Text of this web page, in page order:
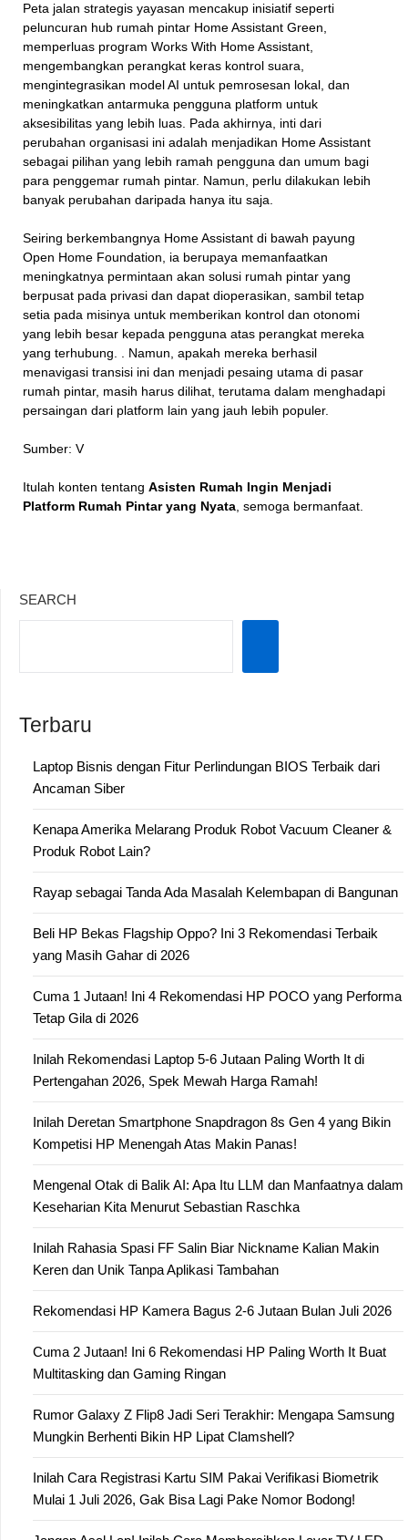
Peta jalan strategis yayasan mencakup inisiatif seperti
peluncuran hub rumah pintar Home Assistant Green,
memperluas program Works With Home Assistant,
mengembangkan perangkat keras kontrol suara,
mengintegrasikan model AI untuk pemrosesan lokal, dan
meningkatkan antarmuka pengguna platform untuk
aksesibilitas yang lebih luas. Pada akhirnya, inti dari
perubahan organisasi ini adalah menjadikan Home Assistant
sebagai pilihan yang lebih ramah pengguna dan umum bagi
para penggemar rumah pintar. Namun, perlu dilakukan lebih
banyak perubahan daripada hanya itu saja.
Seiring berkembangnya Home Assistant di bawah payung
Open Home Foundation, ia berupaya memanfaatkan
meningkatnya permintaan akan solusi rumah pintar yang
berpusat pada privasi dan dapat dioperasikan, sambil tetap
setia pada misinya untuk memberikan kontrol dan otonomi
yang lebih besar kepada pengguna atas perangkat mereka
yang terhubung. . Namun, apakah mereka berhasil
menavigasi transisi ini dan menjadi pesaing utama di pasar
rumah pintar, masih harus dilihat, terutama dalam menghadapi
persaingan dari platform lain yang jauh lebih populer.
Sumber: V
Itulah konten tentang Asisten Rumah Ingin Menjadi
Platform Rumah Pintar yang Nyata , semoga bermanfaat.
SEARCH
Terbaru
Laptop Bisnis dengan Fitur Perlindungan BIOS Terbaik dari
Ancaman Siber
Kenapa Amerika Melarang Produk Robot Vacuum Cleaner &
Produk Robot Lain?
Rayap sebagai Tanda Ada Masalah Kelembapan di Bangunan
Beli HP Bekas Flagship Oppo? Ini 3 Rekomendasi Terbaik
yang Masih Gahar di 2026
Cuma 1 Jutaan! Ini 4 Rekomendasi HP POCO yang Performa
Tetap Gila di 2026
Inilah Rekomendasi Laptop 5-6 Jutaan Paling Worth It di
Pertengahan 2026, Spek Mewah Harga Ramah!
Inilah Deretan Smartphone Snapdragon 8s Gen 4 yang Bikin
Kompetisi HP Menengah Atas Makin Panas!
Mengenal Otak di Balik AI: Apa Itu LLM dan Manfaatnya dalam
Keseharian Kita Menurut Sebastian Raschka
Inilah Rahasia Spasi FF Salin Biar Nickname Kalian Makin
Keren dan Unik Tanpa Aplikasi Tambahan
Rekomendasi HP Kamera Bagus 2-6 Jutaan Bulan Juli 2026
Cuma 2 Jutaan! Ini 6 Rekomendasi HP Paling Worth It Buat
Multitasking dan Gaming Ringan
Rumor Galaxy Z Flip8 Jadi Seri Terakhir: Mengapa Samsung
Mungkin Berhenti Bikin HP Lipat Clamshell?
Inilah Cara Registrasi Kartu SIM Pakai Verifikasi Biometrik
Mulai 1 Juli 2026, Gak Bisa Lagi Pake Nomor Bodong!